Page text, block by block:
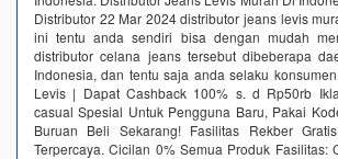
Distributor 22 Mar 2024 distributor jeans levis
ini tentu anda sendiri bisa dengan mudah
distributor celana jeans tersebut dibeberapa
Indonesia, dan tentu saja anda selaku
Levis | Dapat Cashback 100% s. d Rp50rb‎
casual Spesial Untuk Pengguna Baru, Pakai
Buruan Beli Sekarang! Fasilitas Rekber
Terpercaya. Cicilan 0% Semua Produk Fasilitas: